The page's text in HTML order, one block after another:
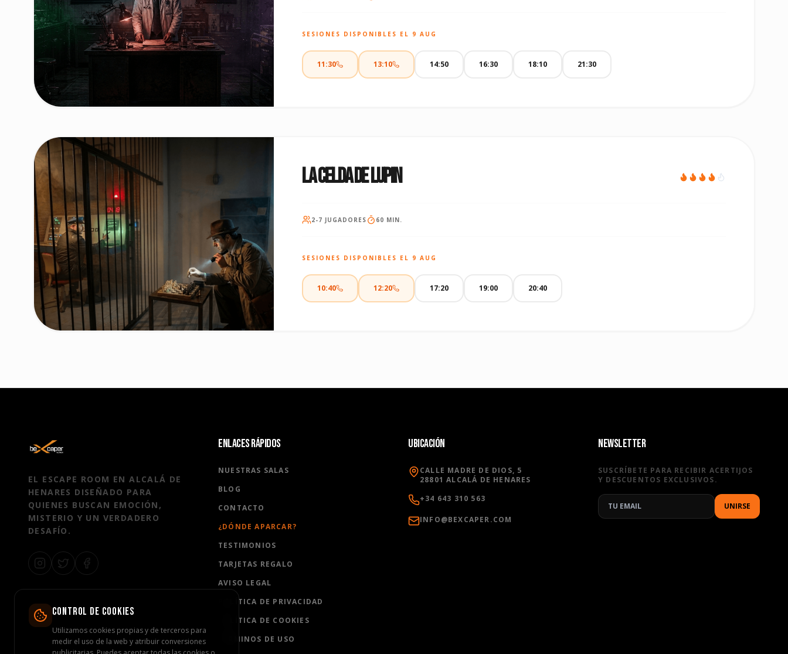
SESIONES DISPONIBLES EL 9 AUG
11:30 13:10 14:50 16:30 18:10 21:30
LA CELDA DE LUPIN
2-7 JUGADORES 60 MIN.
SESIONES DISPONIBLES EL 9 AUG
10:40 12:20 17:20 19:00 20:40
EL ESCAPE ROOM EN ALCALÁ DE
HENARES DISEÑADO PARA
QUIENES BUSCAN EMOCIÓN,
MISTERIO Y UN VERDADERO
DESAFÍO.
ENLACES RÁPIDOS
NUESTRAS SALAS
BLOG
CONTACTO
¿DÓNDE APARCAR?
TESTIMONIOS
TARJETAS REGALO
AVISO LEGAL
POLÍTICA DE PRIVACIDAD
POLÍTICA DE COOKIES
TÉRMINOS DE USO
UBICACIÓN
CALLE MADRE DE DIOS, 5
28801 ALCALÁ DE HENARES
+34 643 310 563
INFO@BEXCAPER.COM
NEWSLETTER
SUSCRÍBETE PARA RECIBIR ACERTIJOS
Y DESCUENTOS EXCLUSIVOS.
UNIRSE
CONTROL DE COOKIES
Utilizamos cookies propias y de terceros para
medir el uso de la web y atribuir conversiones